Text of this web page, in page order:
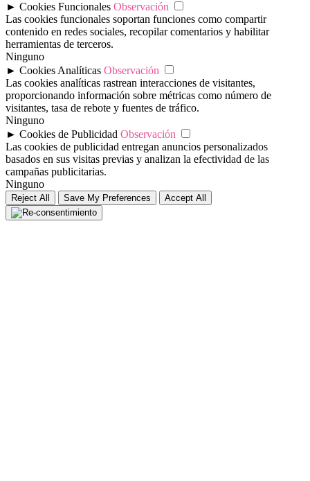
► Cookies Funcionales Observación
Las cookies funcionales soportan funciones como compartir
contenido en redes sociales, recopilar comentarios y habilitar
herramientas de terceros.
Ninguno
► Cookies Analíticas Observación
Las cookies analíticas rastrean interacciones de visitantes,
proporcionando información sobre métricas como número de
visitantes, tasa de rebote y fuentes de tráfico.
Ninguno
► Cookies de Publicidad Observación
Las cookies de publicidad entregan anuncios personalizados
basados en sus visitas previas y analizan la efectividad de las
campañas publicitarias.
Ninguno
Reject All Save My Preferences Accept All